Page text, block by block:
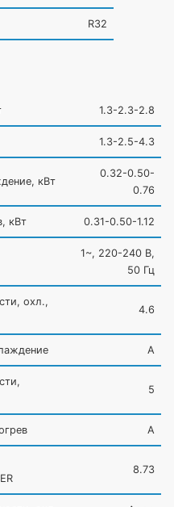
R32
1.3-2.3-2.8
1.3-2.5-4.3
кВт
0.32-0.50-
0.76
кВт 0.31-0.50-1.12
1~, 220-240 В,
50 Гц
охл.,
4.6
A
5
A
8.73